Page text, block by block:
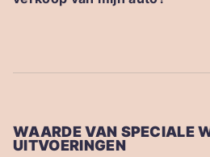
WAARDE VAN SPECIALE
UITVOERINGEN